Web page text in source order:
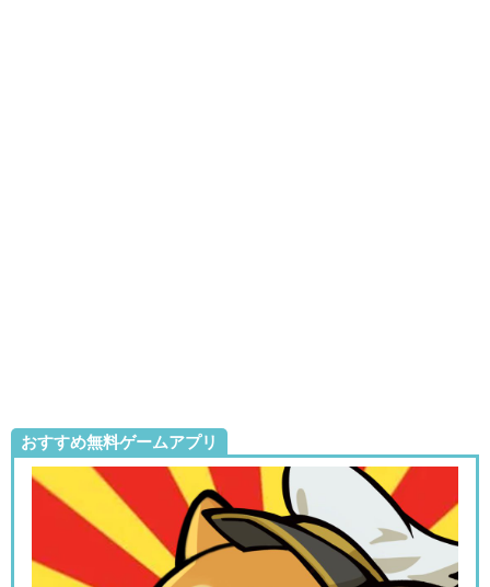
おすすめ無料ゲームアプリ